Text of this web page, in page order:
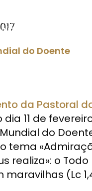
do Doente
da Pastoral
dia 11 de
do
tema
realiza»: o
maravilhas (Lc